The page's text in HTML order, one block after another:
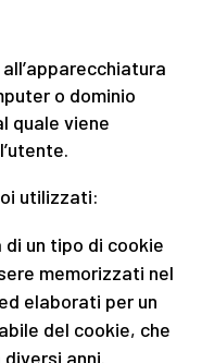
o dominio
quale viene
utilizzati:
un tipo di cookie
memorizzati nel
elaborati per un
del cookie, che
anni.